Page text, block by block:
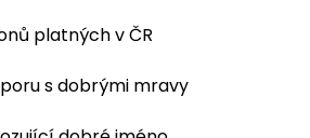
platných v ČR
s dobrými mravy